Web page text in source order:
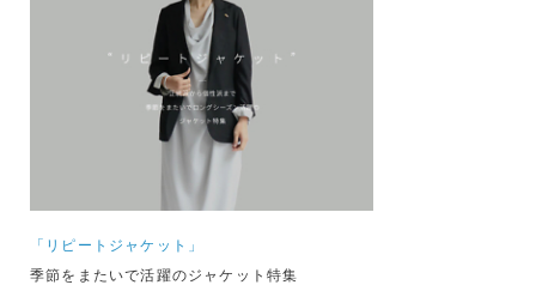
「リピートジャケット」
季節をまたいで活躍のジャケット特集